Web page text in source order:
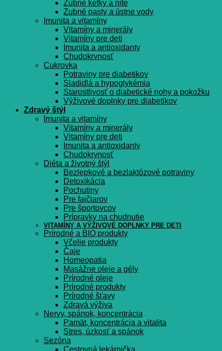
Zubné kefky a nite
Zubné pasty a ústne vody
Imunita a vitamíny
Vitamíny a minerály
Vitamíny pre deti
Imunita a antioxidanty
Chudokrvnosť
Cukrovka
Potraviny pre diabetikov
Sladidlá a hypoglykémia
Starostlivosť o diabetické nohy a pokožku
Výživové doplnky pre diabetikov
Zdravý štýl
Imunita a vitamíny
Vitamíny a minerály
Vitamíny pre deti
Imunita a antioxidanty
Chudokrvnosť
Diéta a životný štýl
Bezlepkové a bezlaktózové potraviny
Detoxikácia
Pochutiny
Pre fajčiarov
Pre športovcov
Prípravky na chudnutie
VITAMÍNY A VÝŽIVOVÉ DOPLNKY PRE DETI
Prírodné a BIO produkty
Včelie produkty
Čaje
Homeopatia
Masážne oleje a gély
Prírodné oleje
Prírodné produkty
Prírodné šťavy
Zdravá výživa
Nervy, spánok, koncentrácia
Pamät, koncentrácia a vitalita
Stres, úzkosť a spánok
Sezóna